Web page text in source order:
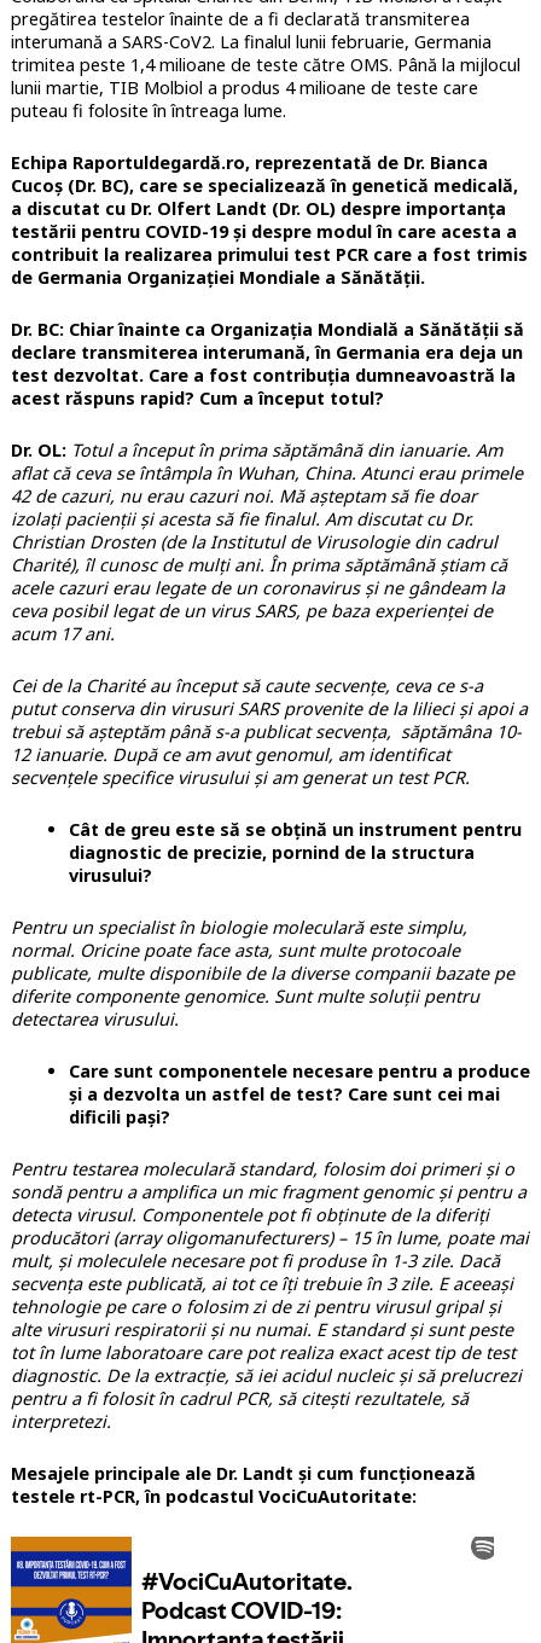
pregătirea testelor înainte de a fi declarată transmiterea
interumană a SARS-CoV2. La finalul lunii februarie, Germania
trimitea peste 1,4 milioane de teste către OMS. Până la mijlocul
lunii martie, TIB Molbiol a produs 4 milioane de teste care
puteau fi folosite în întreaga lume.
Echipa Raportuldegardă.ro, reprezentată de Dr. Bianca
Cucoș (Dr. BC), care se specializează în genetică medicală,
a discutat cu Dr. Olfert Landt (Dr. OL) despre importanța
testării pentru COVID-19 și despre modul în care acesta a
contribuit la realizarea primului test PCR care a fost trimis
de Germania Organizației Mondiale a Sănătății.
Dr. BC: Chiar înainte ca Organizația Mondială a Sănătății să
declare transmiterea interumană, în Germania era deja un
test dezvoltat. Care a fost contribuția dumneavoastră la
acest răspuns rapid? Cum a început totul?
Dr. OL: Totul a început în prima săptămână din ianuarie. Am
aflat că ceva se întâmpla în Wuhan, China. Atunci erau primele
42 de cazuri, nu erau cazuri noi. Mă așteptam să fie doar
izolați pacienții și acesta să fie finalul. Am discutat cu Dr.
Christian Drosten (de la Institutul de Virusologie din cadrul
Charité), îl cunosc de mulți ani. În prima săptămână știam că
acele cazuri erau legate de un coronavirus și ne gândeam la
ceva posibil legat de un virus SARS, pe baza experienței de
acum 17 ani.
Cei de la Charité au început să caute secvențe, ceva ce s-a
putut conserva din virusuri SARS provenite de la lilieci și apoi a
trebui să așteptăm până s-a publicat secvența, săptămâna 10-
12 ianuarie. După ce am avut genomul, am identificat
secvențele specifice virusului și am generat un test PCR.
Cât de greu este să se obțină un instrument pentru
diagnostic de precizie, pornind de la structura
virusului?
Pentru un specialist în biologie moleculară este simplu,
normal. Oricine poate face asta, sunt multe protocoale
publicate, multe disponibile de la diverse companii bazate pe
diferite componente genomice. Sunt multe soluții pentru
detectarea virusului.
Care sunt componentele necesare pentru a produce
și a dezvolta un astfel de test? Care sunt cei mai
dificili pași?
Pentru testarea moleculară standard, folosim doi primeri și o
sondă pentru a amplifica un mic fragment genomic și pentru a
detecta virusul. Componentele pot fi obținute de la diferiți
producători (array oligomanufecturers) – 15 în lume, poate mai
mult, și moleculele necesare pot fi produse în 1-3 zile. Dacă
secvența este publicată, ai tot ce îți trebuie în 3 zile. E aceeași
tehnologie pe care o folosim zi de zi pentru virusul gripal și
alte virusuri respiratorii și nu numai. E standard și sunt peste
tot în lume laboratoare care pot realiza exact acest tip de test
diagnostic. De la extracție, să iei acidul nucleic și să prelucrezi
pentru a fi folosit în cadrul PCR, să citești rezultatele, să
interpretezi.
Mesajele principale ale Dr. Landt și cum funcționează
testele rt-PCR, în podcastul VociCuAutoritate: